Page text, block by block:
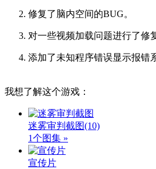
修复了脑内空间的BUG。
对一些视频加载问题进行了修
添加了未知程序错误显示报错
我想了解这个游戏：
迷雾审判截图(10)
1个图集 »
宣传片